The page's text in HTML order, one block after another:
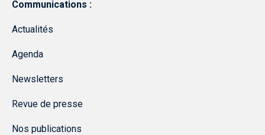
Communications :
Actualités
Agenda
Newsletters
Revue de presse
Nos publications